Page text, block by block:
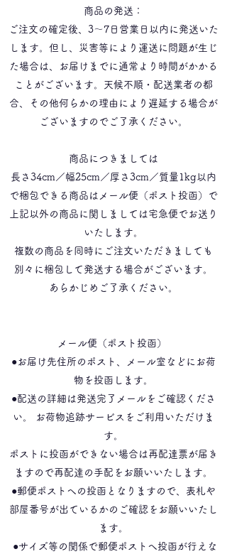
商品の発送：
ご注文の確定後、3〜7日営業日以内に発送いた
します。但し、災害等により運送に問題が生じ
た場合は、お届けまでに通常より時間がかかる
ことがございます。天候不順・配送業者の都
合、その他何らかの理由により遅延する場合が
ございますのでご了承ください。
商品につきましては
長さ34cm／幅25cm／厚さ3cm／質量1kg以内
で梱包できる商品はメール便（ポスト投函）で
上記以外の商品に関しましては宅急便でお送り
いたします。
​複数の商品を同時にご注文いただきましても
別々に梱包して発送する場合がございます。
あらかじめご了承ください。
メール便（ポスト投函）
●お届け先住所のポスト、メール室などにお荷
物を投函します。
●配送の詳細は発送完了メールをご確認くださ
い。 お荷物追跡サービスをご利用いただけま
す。
ポストに投函ができない場合は再配達票が届き
ますので再配達の手配をお願いいたします。
●郵便ポストへの投函となりますので、表札や
部屋番号が出ているかのご確認をお願いいたし
ます。
●サイズ等の関係で郵便ポストへ投函が行えな